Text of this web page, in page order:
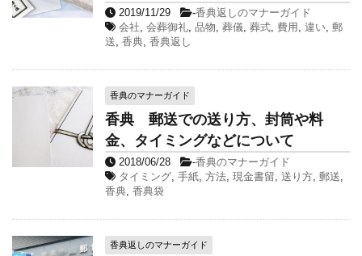
2019/11/29 -香典返しのマナーガイド
会社 会葬御礼 品物 葬儀 葬式 費用 違い 郵
送 香典 香典返し
香典のマナーガイド
香典 郵送での送り方、封筒や料
金、タイミングなどについて
2018/06/28 -香典のマナーガイド
タイミング 手紙 方法 現金書留 送り方 郵送
香典 香典袋
香典返しのマナーガイド